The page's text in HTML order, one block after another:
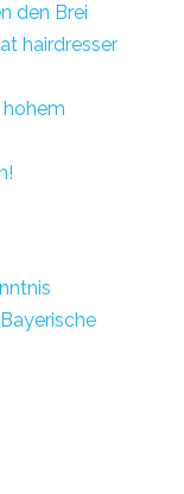
den Brei
hairdresser